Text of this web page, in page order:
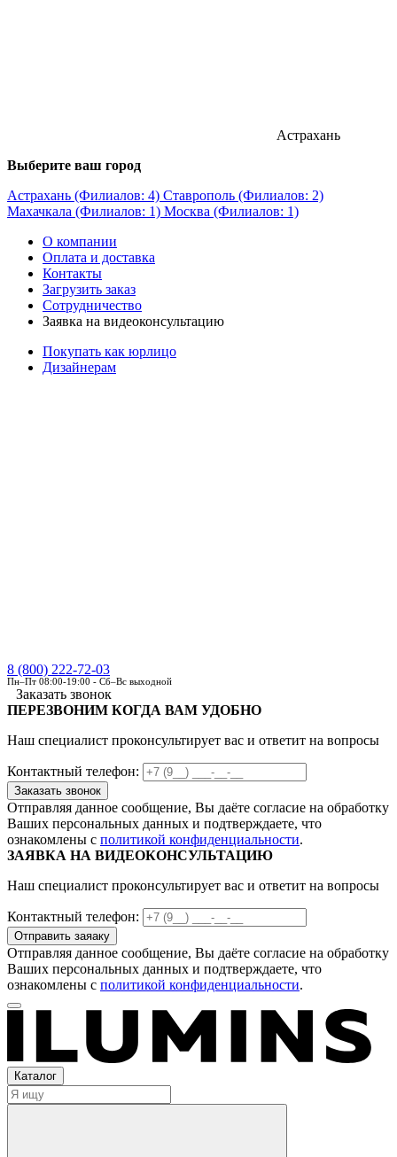
Астрахань
Выберите ваш город
Астрахань (Филиалов: 4) Ставрополь (Филиалов: 2)
Махачкала (Филиалов: 1) Москва (Филиалов: 1)
О компании
Оплата и доставка
Контакты
Загрузить заказ
Сотрудничество
Заявка на видеоконсультацию
Покупать как юрлицо
Дизайнерам
8 (800) 222-72-03
Пн–Пт 08:00-19:00 - Сб–Вс выходной
Заказать звонок
ПЕРЕЗВОНИМ КОГДА ВАМ УДОБНО
Наш специалист проконсультирует вас и ответит на вопросы
Контактный телефон:
Отправляя данное сообщение, Вы даёте согласие на обработку
Ваших персональных данных и подтверждаете, что
ознакомлены с политикой конфиденциальности.
ЗАЯВКА НА ВИДЕОКОНСУЛЬТАЦИЮ
Наш специалист проконсультирует вас и ответит на вопросы
Контактный телефон:
Отправляя данное сообщение, Вы даёте согласие на обработку
Ваших персональных данных и подтверждаете, что
ознакомлены с политикой конфиденциальности.
Каталог